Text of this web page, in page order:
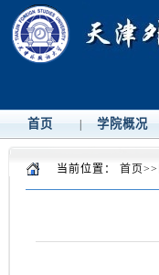
首页 学院概况
当前位置： 首页>>